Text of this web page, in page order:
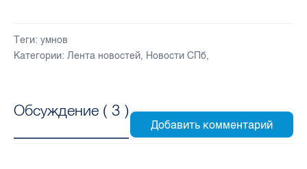
Теги: умнов
Категории: Лента новостей, Новости СПб,
Обсуждение ( 3 )